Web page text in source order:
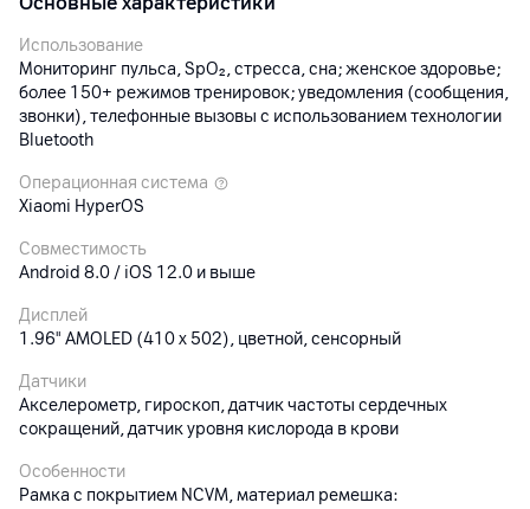
Использование
Мониторинг пульса, SpO₂, стресса, сна; женское здоровье;
более 150+ режимов тренировок; уведомления (сообщения,
звонки), телефонные вызовы с использованием технологии
Bluetooth
Операционная система
Xiaomi HyperOS
Совместимость
Android 8.0 / iOS 12.0 и выше
Дисплей
1.96" AMOLED (410 x 502), цветной, сенсорный
Датчики
Акселерометр, гироскоп, датчик частоты сердечных
сокращений, датчик уровня кислорода в крови
Особенности
Рамка с покрытием NCVM, материал ремешка: